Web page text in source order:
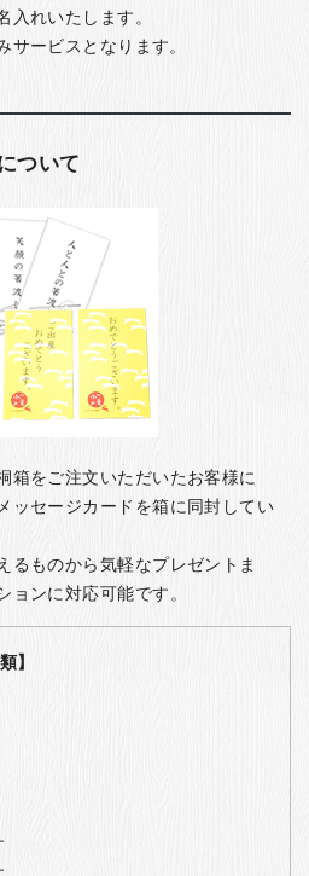
入れいたします。
サービスとなります。
ついて
箱をご注文いただいたお客様に
ッセージカードを箱に同封してい
るものから気軽なプレゼントま
ョンに対応可能です。
】